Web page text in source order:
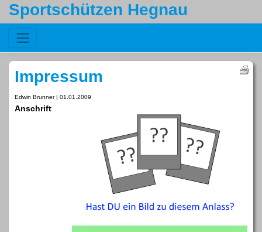
Sportschützen Hegnau
Impressum
Edwin Brunner | 01.01.2009
Anschrift